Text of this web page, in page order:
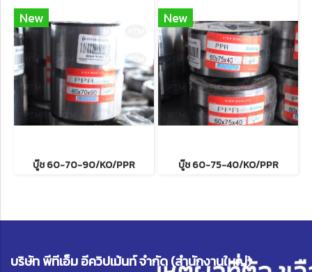
New
บู๊ช 60-70-90/KO/PPR
New
บู๊ช 60-75-40/KO/PPR
บริษัท พีทีเอ็ม อีควิปเม้นท์ จำกัด (สำนักงานใหญ่)